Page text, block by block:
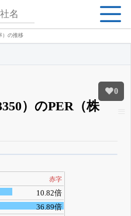
）の推移
0
）のPER（株
はじめる
版の先行利用も付きます
赤字
10.82倍
36.89倍